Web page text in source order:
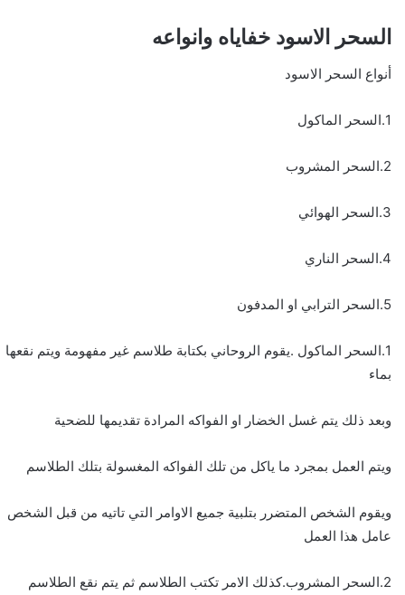
السحر الاسود خفاياه وانواعه
أنواع السحر الاسود
1.السحر الماكول
2.السحر المشروب
3.السحر الهوائي
4.السحر الناري
5.السحر الترابي او المدفون
1.السحر الماكول .يقوم الروحاني بكتابة طلاسم غير مفهومة ويتم نقعها
بماء
وبعد ذلك يتم غسل الخضار او الفواكه المرادة تقديمها للضحية
ويتم العمل بمجرد ما ياكل من تلك الفواكه المغسولة بتلك الطلاسم
ويقوم الشخص المتضرر بتلبية جميع الاوامر التي تاتيه من قبل الشخص
عامل هذا العمل
2.السحر المشروب.كذلك الامر تكتب الطلاسم ثم يتم نقع الطلاسم